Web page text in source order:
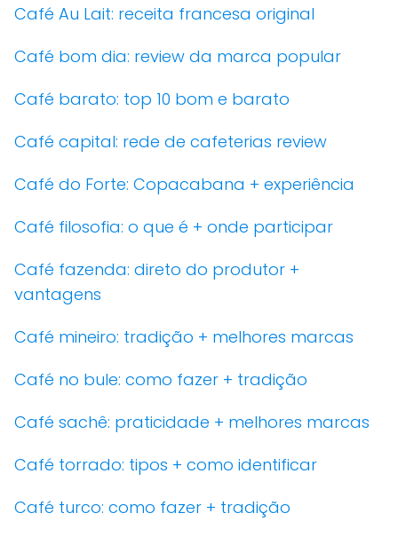
Café Au Lait: receita francesa original
Café bom dia: review da marca popular
Café barato: top 10 bom e barato
Café capital: rede de cafeterias review
Café do Forte: Copacabana + experiência
Café filosofia: o que é + onde participar
Café fazenda: direto do produtor +
vantagens
Café mineiro: tradição + melhores marcas
Café no bule: como fazer + tradição
Café sachê: praticidade + melhores marcas
Café torrado: tipos + como identificar
Café turco: como fazer + tradição